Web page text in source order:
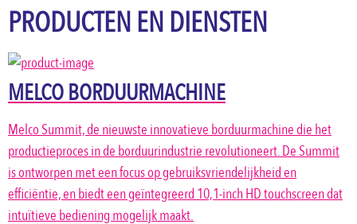
PRODUCTEN EN DIENSTEN
MELCO BORDUURMACHINE
Melco Summit, de nieuwste innovatieve borduurmachine die het
productieproces in de borduurindustrie revolutioneert. De Summit
is ontworpen met een focus op gebruiksvriendelijkheid en
efficiëntie, en biedt een geïntegreerd 10,1-inch HD touchscreen dat
intuïtieve bediening mogelijk maakt.